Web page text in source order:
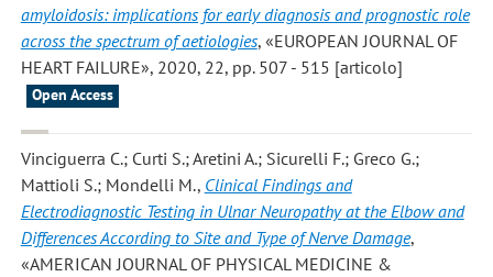
amyloidosis: implications for early diagnosis and prognostic role
across the spectrum of aetiologies, «EUROPEAN JOURNAL OF
HEART FAILURE», 2020, 22, pp. 507 - 515 [articolo]
Open Access
Vinciguerra C.; Curti S.; Aretini A.; Sicurelli F.; Greco G.;
Mattioli S.; Mondelli M., Clinical Findings and
Electrodiagnostic Testing in Ulnar Neuropathy at the Elbow and
Differences According to Site and Type of Nerve Damage,
«AMERICAN JOURNAL OF PHYSICAL MEDICINE &